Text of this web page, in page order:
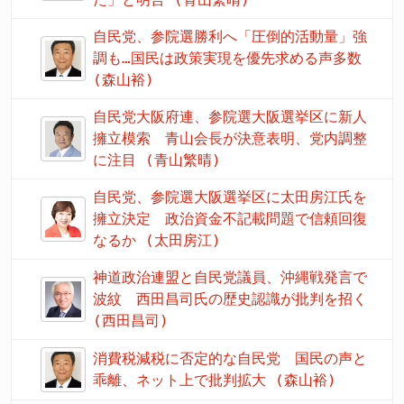
自民党、参院選勝利へ「圧倒的活動量」強
調も…国民は政策実現を優先求める声多数
(森山裕)
自民党大阪府連、参院選大阪選挙区に新人
擁立模索 青山会長が決意表明、党内調整
に注目 (青山繁晴)
自民党、参院選大阪選挙区に太田房江氏を
擁立決定 政治資金不記載問題で信頼回復
なるか (太田房江)
神道政治連盟と自民党議員、沖縄戦発言で
波紋 西田昌司氏の歴史認識が批判を招く
(西田昌司)
消費税減税に否定的な自民党 国民の声と
乖離、ネット上で批判拡大 (森山裕)